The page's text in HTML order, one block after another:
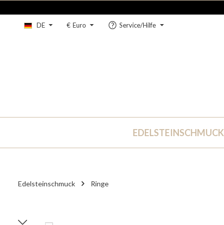
DE € Euro Service/Hilfe
EDELSTEINSCHMUCK
Edelsteinschmuck Ringe